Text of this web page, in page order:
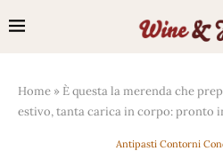
Home » È questa la merenda che
estivo, tanta carica in corpo: pronto
Antipasti Contorni